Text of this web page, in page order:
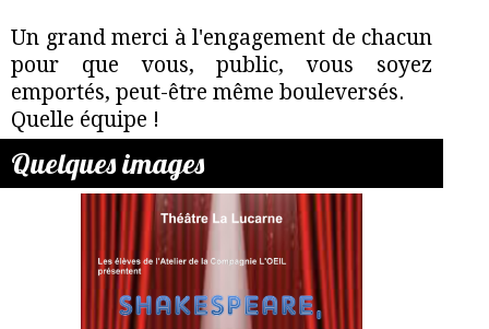
Un grand merci à l'engagement de chacun
pour que vous, public, vous soyez
emportés, peut-être même bouleversés.
Quelle équipe !
Quelques images